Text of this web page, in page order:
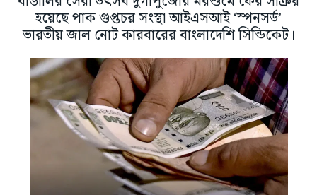
হয়েছে পাক গুপ্তচর সংস্থা আইএসআই ‘স্পনসর্ড’
ভারতীয় জাল নোট কারবারের বাংলাদেশি সিন্ডিকেট।